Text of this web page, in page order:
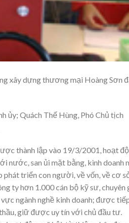
xây dựng thương mại Hoàng Sơn
ủy; Quách Thế Hùng, Phó Chủ tịch
thành lập vào 19/3/2001, hoạt
nước, san ủi mặt bằng, kinh doanh
phát triển con người, về vốn, về cơ
ty hơn 1.000 cán bộ kỹ sư, chuyên
ngành nghề kinh doanh; được
giữ được uy tín với chủ đầu tư.